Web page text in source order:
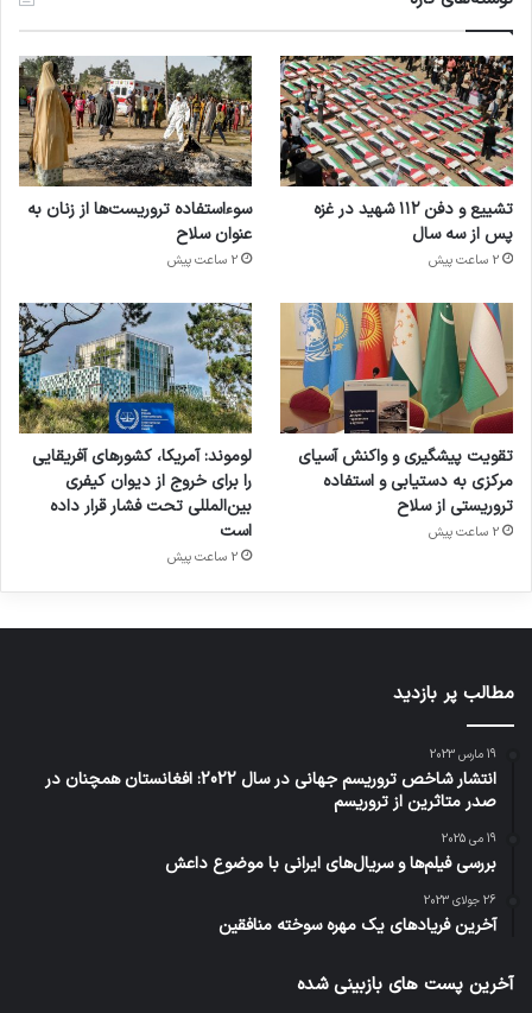
تشییع و دفن ۱۱۲ شهید در غزه
پس از سه سال
2 ساعت پیش
سوءاستفاده تروریست‌ها از زنان به
عنوان سلاح
2 ساعت پیش
تقویت پیشگیری و واکنش آسیای
مرکزی به دستیابی و استفاده
تروریستی از سلاح
2 ساعت پیش
لوموند: آمریکا، کشورهای آفریقایی
را برای خروج از دیوان کیفری
بین‌المللی تحت فشار قرار داده
است
2 ساعت پیش
مطالب پر بازدید
19 مارس 2023
انتشار شاخص تروریسم جهانی در سال 2022: افغانستان همچنان در
صدر متاثرین از تروریسم
19 می 2025
بررسی فیلم‌ها و سریال‌های ایرانی با موضوع داعش
26 جولای 2023
آخرین فریادهای یک مهره سوخته منافقین
آخرین پست های بازبینی شده